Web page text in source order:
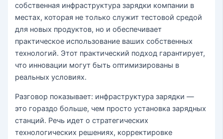
собственная инфраструктура зарядки компании в
местах, которая не только служит тестовой средой
для новых продуктов, но и обеспечивает
практическое использование ваших собственных
технологий. Этот практический подход гарантирует,
что инновации могут быть оптимизированы в
реальных условиях.
Разговор показывает: инфраструктура зарядки —
это гораздо больше, чем просто установка зарядных
станций. Речь идет о стратегических
технологических решениях, корректировке